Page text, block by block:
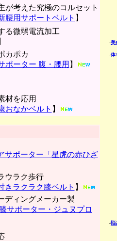
│
│
│
│
│
├美
├体
│
│
│
│
│
│
│
│
│
│
│
│
│
│
│
│
│
│
│
│
│
│
├悩
│
│
が考えた究極のコルセット
腰用サポートベルト 】
る微弱電流加工
カポカ
ポーター 腹・腰用 】
材を応用
おなかベルト 】
サポーター「星虎の赤ひざ
ウラク歩行
きラクラク膝ベルト 】
ディングメーカー製
サポーター・ジュヌプロ